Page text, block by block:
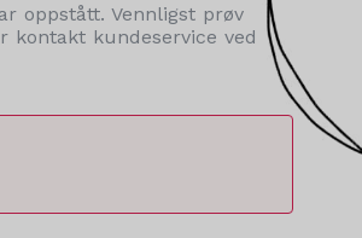
oppstått. Vennligst prøv
kontakt kundeservice ved